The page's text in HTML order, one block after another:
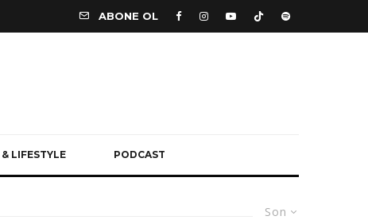
ABONE OL
LIFESTYLE PODCAST
Son